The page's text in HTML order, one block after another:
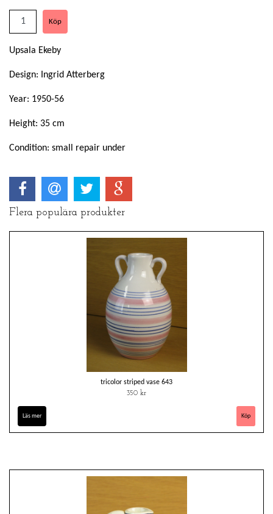
Upsala Ekeby
Design: Ingrid Atterberg
Year: 1950-56
Height: 35 cm
Condition: small repair under
Flera populära produkter
tricolor striped vase 643
350 kr
Läs mer